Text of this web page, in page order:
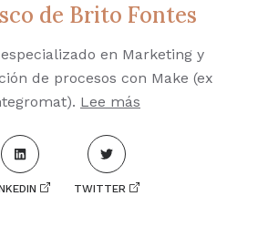
de Brito Fontes
en Marketing y
de procesos con Make (ex
Lee más
TWITTER